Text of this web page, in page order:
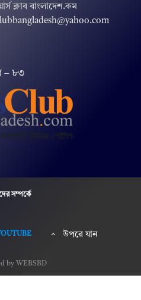
ক্লাব বাংলাদেশ.কম
– ৮৩
সম্পর্কে
উপরে যান
by WEBSBD